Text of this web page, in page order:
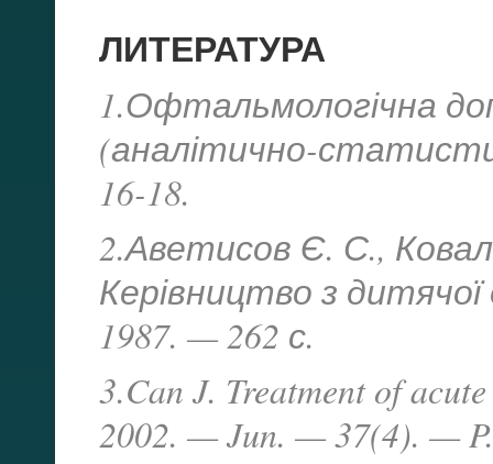
ЛИТЕРАТУРА
1.Офтальмологічна
(аналітично-
16-18.
2.Аветисов Є. С.,
Керівництво з
1987. — 262 с.
3.Can J. Treatment of
2002. — Jun. — 37(4). —